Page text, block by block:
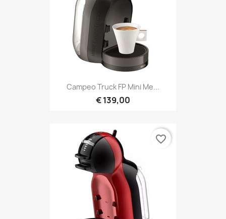
Campeo Truck FP Mini Me...
€ 139,00
favorite_border